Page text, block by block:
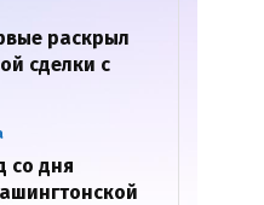
раскрыл
сделки с
со дня